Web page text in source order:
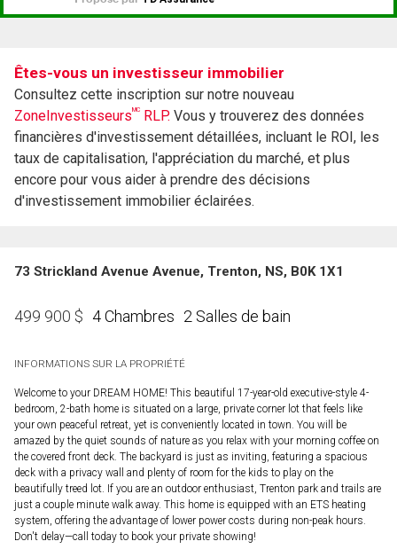
Êtes-vous un investisseur immobilier
Consultez cette inscription sur notre nouveau
ZoneInvestisseursMC RLP. Vous y trouverez des données
financières d'investissement détaillées, incluant le ROI, les
taux de capitalisation, l'appréciation du marché, et plus
encore pour vous aider à prendre des décisions
d'investissement immobilier éclairées.
73 Strickland Avenue Avenue, Trenton, NS, B0K 1X1
499 900 $ 4 Chambres 2 Salles de bain
INFORMATIONS SUR LA PROPRIÉTÉ
Welcome to your DREAM HOME! This beautiful 17-year-old executive-style 4-
bedroom, 2-bath home is situated on a large, private corner lot that feels like
your own peaceful retreat, yet is conveniently located in town. You will be
amazed by the quiet sounds of nature as you relax with your morning coffee on
the covered front deck. The backyard is just as inviting, featuring a spacious
deck with a privacy wall and plenty of room for the kids to play on the
beautifully treed lot. If you are an outdoor enthusiast, Trenton park and trails are
just a couple minute walk away. This home is equipped with an ETS heating
system, offering the advantage of lower power costs during non-peak hours.
Don't delay—call today to book your private showing!